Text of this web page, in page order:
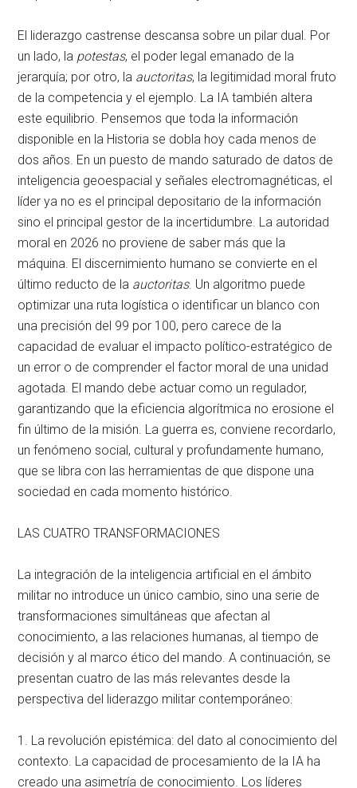
El liderazgo castrense descansa sobre un pilar dual . Por
un lado, la potestas, el poder legal emanado de la
jerarquía; por otro, la auctoritas, la legitimidad moral fruto
de la competencia y el ejemplo . La IA también altera
este equilibrio . Pensemos que toda la información
disponible en la Historia se dobla hoy cada menos de
dos años . En un puesto de mando saturado de datos de
inteligencia geoespacial y señales electromagnéticas, el
líder ya no es el principal depositario de la información
sino el principal gestor de la incertidumbre . La autoridad
moral en 2026 no proviene de saber más que la
máquina . El discernimiento humano se convierte en el
último reducto de la auctoritas. Un algoritmo puede
optimizar una ruta logística o identificar un blanco con
una precisión del 99 por 100, pero carece de la
capacidad de evaluar el impacto político-estratégico de
un error o de comprender el factor moral de una unidad
agotada . El mando debe actuar como un regulador,
garantizando que la eficiencia algorítmica no erosione el
fin último de la misión . La guerra es, conviene recordarlo,
un fenómeno social, cultural y profundamente humano,
que se libra con las herramientas de que dispone una
sociedad en cada momento histórico
LAS CUATRO TRANSFORMACIONES
La integración de la inteligencia artificial en el ámbito
militar no introduce un único cambio, sino una serie de
transformaciones simultáneas que afectan al
conocimiento, a las relaciones humanas, al tiempo de
decisión y al marco ético del mando . A continuación, se
presentan cuatro de las más relevantes desde la
perspectiva del liderazgo militar contemporáneo:
1. La revolución epistémica: del dato al conocimiento del
contexto. La capacidad de procesamiento de la IA ha
creado una asimetría de conocimiento . Los líderes